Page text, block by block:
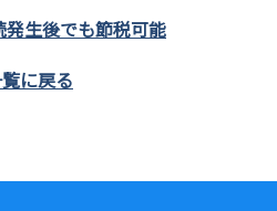
生後でも節税可能
に戻る